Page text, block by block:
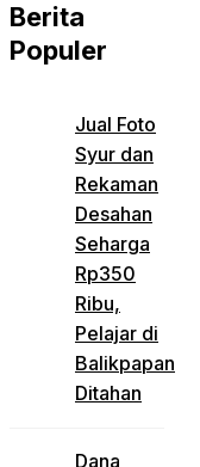
Berita
Populer
Jual Foto
Syur dan
Rekaman
Desahan
Seharga
Rp350
Ribu,
Pelajar di
Balikpapan
Ditahan
Dana